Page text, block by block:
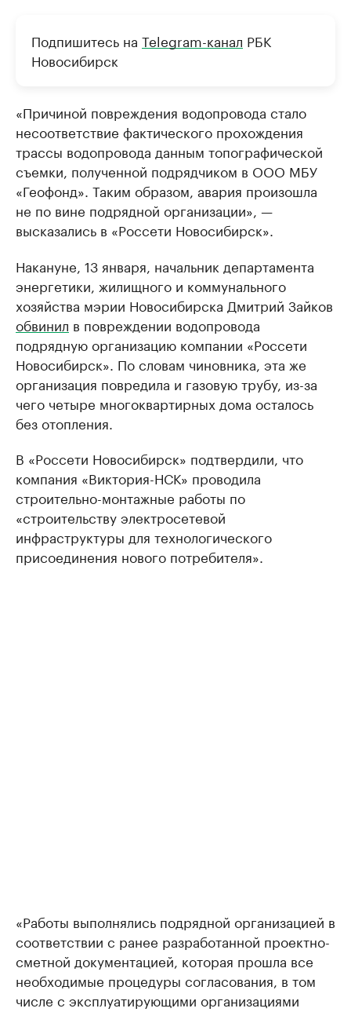
Подпишитесь на Telegram-канал РБК
Новосибирск
«Причиной повреждения водопровода стало
несоответствие фактического прохождения
трассы водопровода данным топографической
съемки, полученной подрядчиком в ООО МБУ
«Геофонд». Таким образом, авария произошла
не по вине подрядной организации», —
высказались в «Россети Новосибирск».
Накануне, 13 января, начальник департамента
энергетики, жилищного и коммунального
хозяйства мэрии Новосибирска Дмитрий Зайков
обвинил в повреждении водопровода
подрядную организацию компании «Россети
Новосибирск». По словам чиновника, эта же
организация повредила и газовую трубу, из-за
чего четыре многоквартирных дома осталось
без отопления.
В «Россети Новосибирск» подтвердили, что
компания «Виктория-НСК» проводила
строительно-монтажные работы по
«строительству электросетевой
инфраструктуры для технологического
присоединения нового потребителя».
«Работы выполнялись подрядной организацией в
соответствии с ранее разработанной проектно-
сметной документацией, которая прошла все
необходимые процедуры согласования, в том
числе с эксплуатирующими организациями